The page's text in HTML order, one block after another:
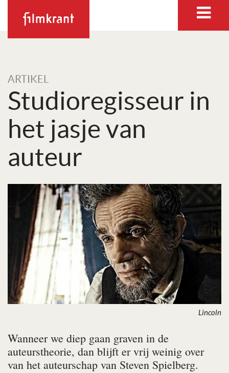
ARTIKEL
Studioregisseur in
het jasje van
auteur
Lincoln
Wanneer we diep gaan graven in de
auteurstheorie, dan blijft er vrij weinig over
van het auteurschap van Steven Spielberg.